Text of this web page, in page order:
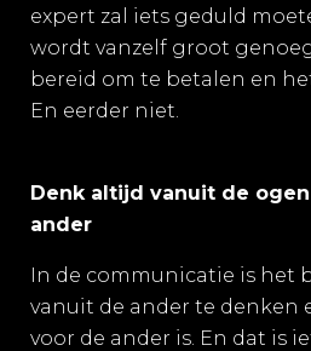
expert zal iets geduld
wordt vanzelf groot
bereid om te betalen en
En eerder niet.
Denk altijd vanuit de
ander
In de communicatie is het
vanuit de ander te denken
voor de ander is. En dat is